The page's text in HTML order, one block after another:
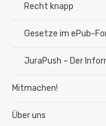
Recht knapp
Gesetze im ePub-
JuraPush – Der
Mitmachen!
Über uns